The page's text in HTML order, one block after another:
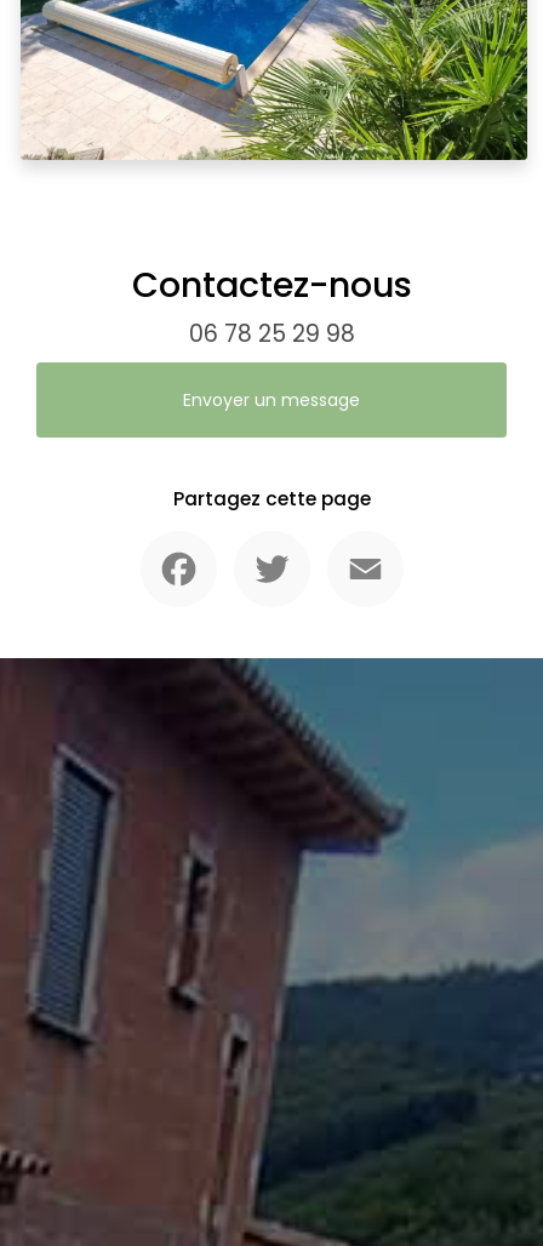
Contactez-nous
06 78 25 29 98
Envoyer un message
Partagez cette page